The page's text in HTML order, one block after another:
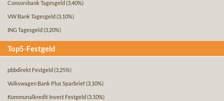
Consorsbank Tagesgeld (3,40%)
VW Bank Tagesgeld (3,10%)
ING Tagesgeld (3,20%)
Top5-Festgeld
pbbdirekt Festgeld (3,25%)
Volkswagen Bank Plus Sparbrief(3,10%)
Kommunalkredit Invest Festgeld (3,10%)